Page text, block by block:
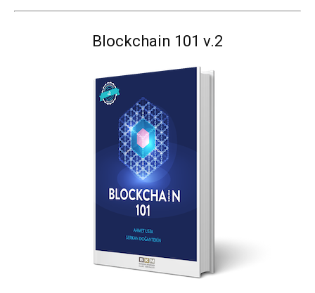
Blockchain 101 v.2